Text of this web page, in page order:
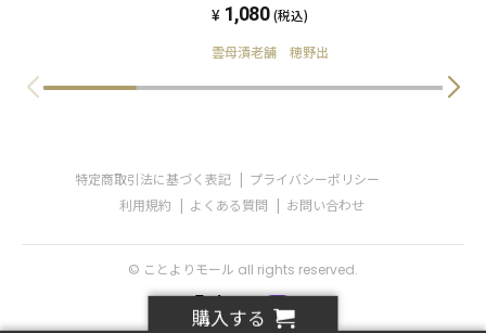
購入する
1,080 (税込)
雲母漬老舗 穂野出
特定商取引法に基づく表記
プライバシーポリシー
利用規約
よくある質問 お問い合わせ
© ことよりモール all rights reserved.